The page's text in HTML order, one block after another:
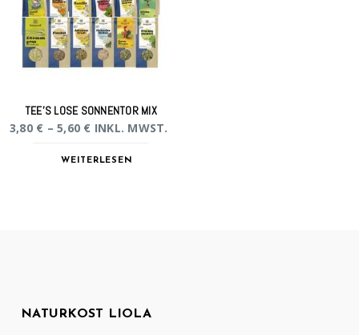
TEE’S LOSE SONNENTOR MIX
3,80 € –5,60 € INKL. MWST.
WEITERLESEN
NATURKOST LIOLA